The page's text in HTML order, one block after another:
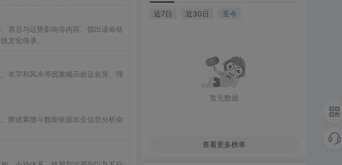
喜忌与运势影响等内容。指出该命格
文化传承。
名字和风水等因素揭示命运差异。理
阐述紫微斗数能依据出生信息分析命
近7日 近30日 至今
暂无数据
查看更多榜单